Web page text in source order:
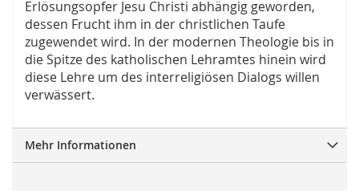
Erlösungsopfer Jesu Christi abhängig geworden,
dessen Frucht ihm in der christlichen Taufe
zugewendet wird. In der modernen Theologie bis in
die Spitze des katholischen Lehramtes hinein wird
diese Lehre um des interreligiösen Dialogs willen
verwässert.
Mehr Informationen